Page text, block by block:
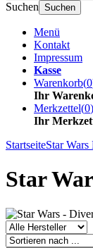
Suchen Suchen
Menü
Kontakt
Impressum
Kasse
Warenkorb(0
Ihr
Merkzettel(0)
Ihr
StartseiteStar Wars
Star